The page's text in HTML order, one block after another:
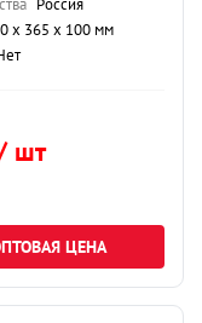
Россия
х 365 х 100 мм
шт
ЦЕНА